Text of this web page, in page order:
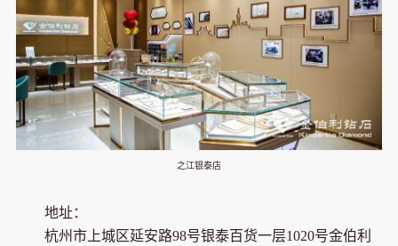
之江银泰店
地址：
杭州市上城区延安路98号银泰百货一层1020号金伯利